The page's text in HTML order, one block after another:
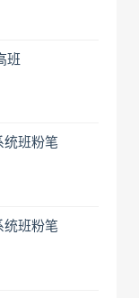
班
班粉笔
班粉笔